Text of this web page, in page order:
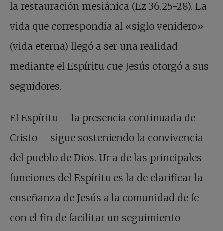
la restauración mesiánica (Ez 36.25-28). La
vida que correspondía al «siglo venidero»
(vida eterna) llegó a ser una realidad
mediante el Espíritu que Jesús otorgó a sus
seguidores.
El Espíritu —la presencia continuada de
Cristo— sigue sosteniendo la convivencia
del pueblo de Dios. Una de las principales
funciones del Espíritu es la de clarificar la
enseñanza de Jesús a la comunidad de fe
con el fin de facilitar un seguimiento